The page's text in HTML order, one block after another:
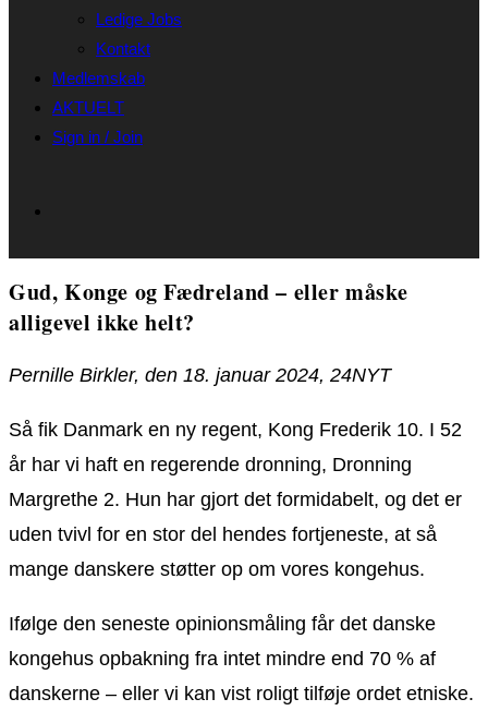
Ledige Jobs
Kontakt
Medlemskab
AKTUELT
Sign in / Join
Gud, Konge og Fædreland – eller måske
alligevel ikke helt?
Pernille Birkler, den 18. januar 2024, 24NYT
Så fik Danmark en ny regent, Kong Frederik 10. I 52
år har vi haft en regerende dronning, Dronning
Margrethe 2. Hun har gjort det formidabelt, og det er
uden tvivl for en stor del hendes fortjeneste, at så
mange danskere støtter op om vores kongehus.
Ifølge den seneste opinionsmåling får det danske
kongehus opbakning fra intet mindre end 70 % af
danskerne – eller vi kan vist roligt tilføje ordet etniske.